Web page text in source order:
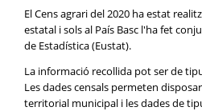
El Cens agrari del 2020 ha estat
estatal i sols al País Basc l'ha fet
de Estadística (Eustat).
La informació recollida pot ser de
Les dades censals permeten
territorial municipal i les dades de